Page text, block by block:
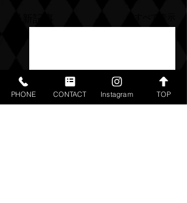
PHONE CONTACT Instagram TOP